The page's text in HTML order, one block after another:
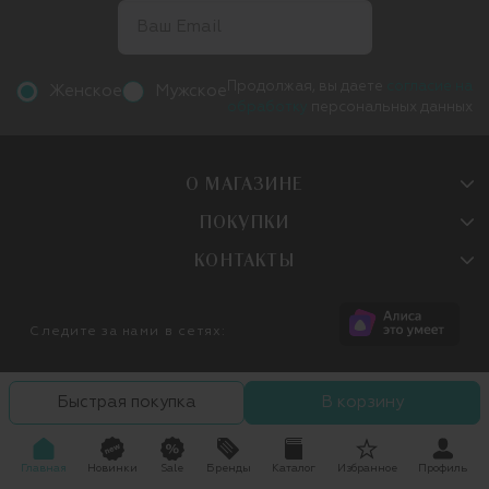
О МАГАЗИНЕ
ПОКУПКИ
КОНТАКТЫ
Следите за нами в сетях:
Быстрая покупка В корзину
Главная Новинки Sale Бренды Каталог Избранное Профиль